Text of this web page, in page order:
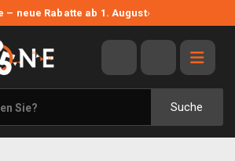
– neue Rabatte ab 1. August›
Suche